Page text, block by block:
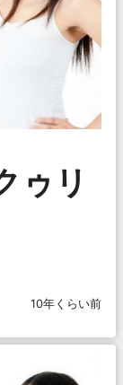
ゥリ
10年くらい前